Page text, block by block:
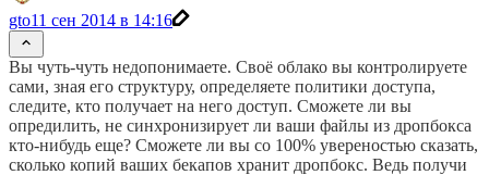
gto11 сен 2014 в 14:16
Вы чуть-чуть недопонимаете. Своё облако вы контролируете
сами, зная его структуру, определяете политики доступа,
следите, кто получает на него доступ. Сможете ли вы
опредилить, не синхронизирует ли ваши файлы из дропбокса
кто-нибудь еще? Сможете ли вы со 100% увереностью сказать,
сколько копий ваших бекапов хранит дропбокс. Ведь получи